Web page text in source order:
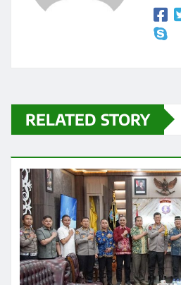
RELATED STORY